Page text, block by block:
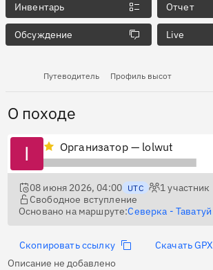
Инвентарь Отчет
Обсуждение Live
Путеводитель Профиль высот
О походе
Организатор — lolwut
08 июня 2026, 04:00 UTC 1участник
Свободное вступление
Основано на маршруте:Северка - Таватуй
Скопировать ссылку
Скачать GPX
Описание не добавлено